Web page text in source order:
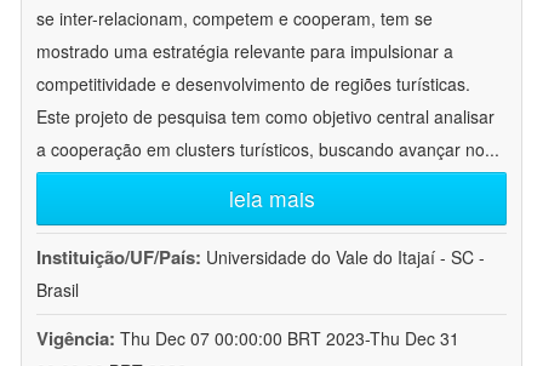
se inter-relacionam, competem e cooperam, tem se
mostrado uma estratégia relevante para impulsionar a
competitividade e desenvolvimento de regiões turísticas.
Este projeto de pesquisa tem como objetivo central analisar
a cooperação em clusters turísticos, buscando avançar no...
leia mais
Instituição/UF/País: Universidade do Vale do Itajaí - SC -
Brasil
Vigência: Thu Dec 07 00:00:00 BRT 2023-Thu Dec 31